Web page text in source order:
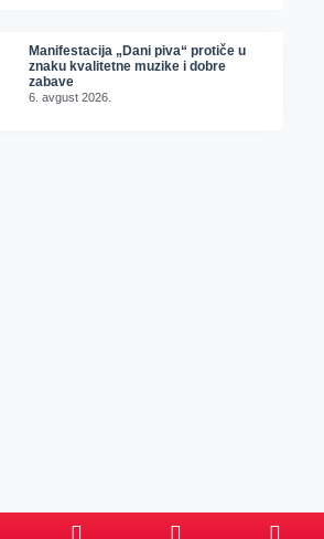
Manifestacija „Dani piva“ protiče u
znaku kvalitetne muzike i dobre
zabave
6. avgust 2026.